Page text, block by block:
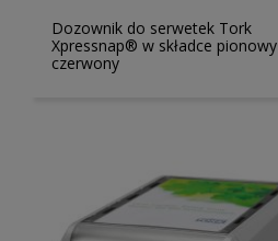
Dozownik do serwetek Tork
Xpressnap® w składce pionowy
czerwony